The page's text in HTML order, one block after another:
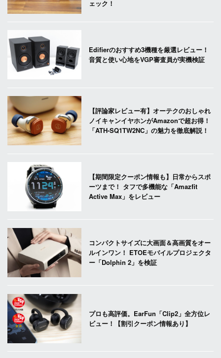
ェック！
Edifierのおすすめ3機種を厳選レビュー！
音質と使い心地をVGP審査員が実機検証
【評論家レビュー有】オーテクのおしゃれ
ノイキャンイヤホンがAmazonで超お得！
「ATH-SQ1TW2NC」の魅力を徹底解説！
【期間限定クーポン情報も】日常からスポ
ーツまで！ タフで多機能な「Amazfit
Active Max」をレビュー
コンパクトサイズに大画面＆高画質をオー
ルインワン！ ETOEモバイルプロジェクタ
ー「Dolphin 2」を検証
プロも高評価。EarFun「Clip2」全方位レ
ビュー！【割引クーポン情報あり】